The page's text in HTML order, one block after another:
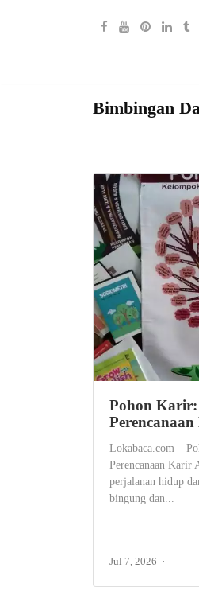
Bimbingan
Pohon Karir:
Lokabaca.com –
Perencanaan Karir
perjalanan hidup
bingung dan...
Jul 7, 2026